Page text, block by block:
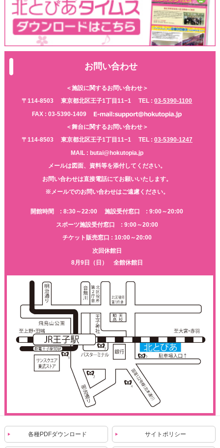
お問い合わせ
＜施設に関するお問い合わせ＞
〒114-8503
東京都北区王子1丁目11−1 TEL :03-5390-1100
FAX : 03-5390-1409
＜舞台に関するお問い合わせ＞
〒114-8503
東京都北区王子1丁目11−1 TEL : 03-5390-1247
MAIL : butai@hokutopia.jp
メールは図面、資料等を添付してください。
お問い合わせは直接電話にてお願いいたします。
※メールでのお問い合わせはご遠慮ください。
開館時間 : 8:30～22:00
施設受付窓口 : 9:00～20:00
スポーツ施設受付窓口 : 9:00～20:00
チケット販売窓口 : 10:00～20:00
次回休館日
8月9日（日） 全館休館日
各種PDFダウンロード サイトポリシー